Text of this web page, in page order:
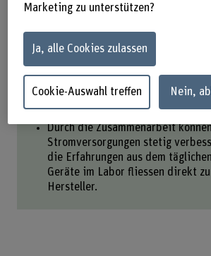
aufgebaut.
Während zwei Tagen erfolgten
realen Systemen – konkret:
für die Inselnetzerkennung.
Durch die Zusammenarbeit
Stromversorgungen stetig
die Erfahrungen aus dem
Geräte im Labor fliessen direkt
Hersteller.
Marketing zu unterstützen?
Ja, alle Cookies zulassen
Cookie-Auswahl treffen Nein,